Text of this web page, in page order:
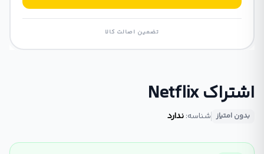
تضمین اصالت کالا
اشتراک Netflix
بدون امتیاز شناسه:ندارد